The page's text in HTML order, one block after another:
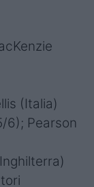
(Italia)
6); Pearson